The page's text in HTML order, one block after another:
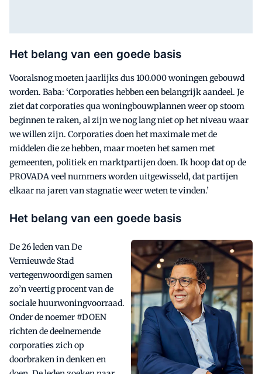
Het belang van een goede basis
Vooralsnog moeten jaarlijks dus 100.000 woningen gebouwd
worden. Baba: ‘Corporaties hebben een belangrijk aandeel. Je
ziet dat corporaties qua woningbouwplannen weer op stoom
beginnen te raken, al zijn we nog lang niet op het niveau waar
we willen zijn. Corporaties doen het maximale met de
middelen die ze hebben, maar moeten het samen met
gemeenten, politiek en marktpartijen doen. Ik hoop dat op de
PROVADA veel nummers worden uitgewisseld, dat partijen
elkaar na jaren van stagnatie weer weten te vinden.’
Het belang van een goede basis
De 26 leden van De
Vernieuwde Stad
vertegenwoordigen samen
zo’n veertig procent van de
sociale huurwoningvoorraad.
Onder de noemer #DOEN
richten de deelnemende
corporaties zich op
doorbraken in denken en